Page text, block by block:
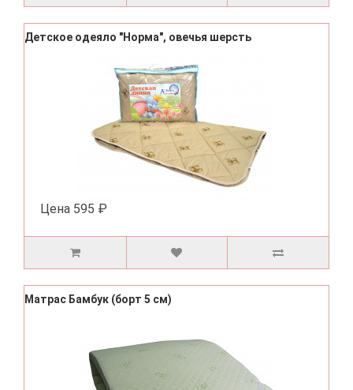
Детское одеяло "Норма", овечья шерсть
Цена 595 ₽
Матрас Бамбук (борт 5 см)